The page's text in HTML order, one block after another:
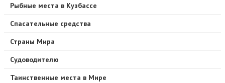
Рыбные места в Кузбассе
Спасательные средства
Страны Мира
Судоводителю
Таинственные места в Мире